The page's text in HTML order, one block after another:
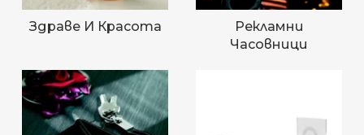
Здраве И Красота
Рекламни
Часовници